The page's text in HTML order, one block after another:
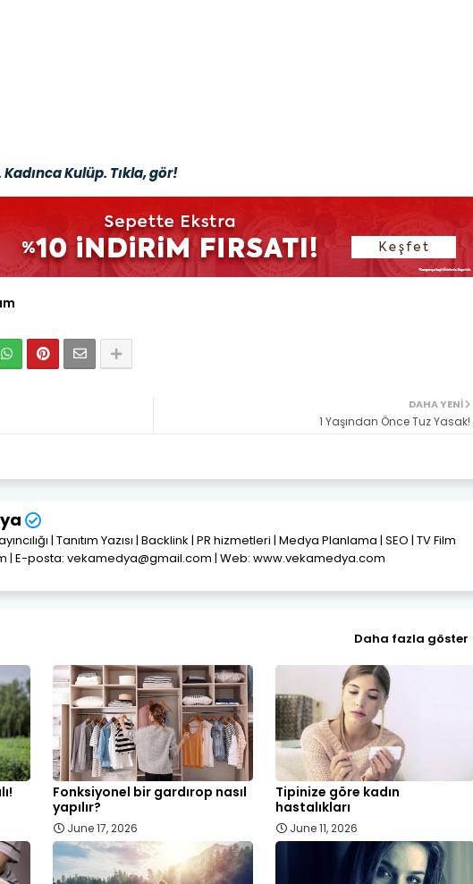
Kulüp. Tıkla, gör!
DAHA YENI
1 Yaşından Önce Tuz Yasak!
| Tanıtım Yazısı | Backlink | PR hizmetleri | Medya Planlama | SEO | TV Film
| E-posta: vekamedya@gmail.com | Web: www.vekamedya.com
Daha fazla göster
Fonksiyonel bir gardırop nasıl
yapılır?
June 17, 2026
Tipinize göre kadın
hastalıkları
June 11, 2026